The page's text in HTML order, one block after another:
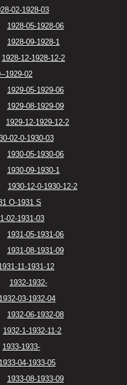
02-1928-03
1928-05-1928-06
1928-09-1928-1
1928-12-1928-12-2
1929-02
1929-05-1929-06
1929-08-1929-09
1929-12-1929-12-2
02-0-1930-03
1930-05-1930-06
1930-09-1930-1
1930-12-0-1930-12-2
O-1931 S
02-1931-03
1931-05-1931-06
1931-08-1931-09
11-1931-12
1932-1932-
1932-03-1932-04
1932-06-1932-08
1932-1-1932-11-2
1933-1933-
1933-04-1933-05
1933-08-1933-09